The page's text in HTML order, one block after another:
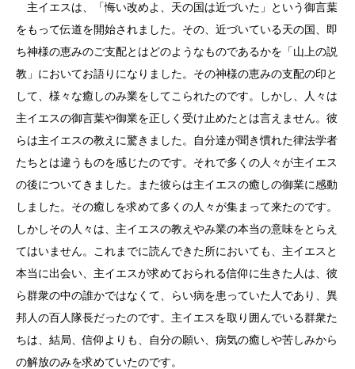
主イエスは、「悔い改めよ、天の国は近づいた」という御言葉
をもって伝道を開始されました。その、近づいている天の国、即
ち神様の恵みのご支配とはどのようなものであるかを「山上の説
教」においてお語りになりました。その神様の恵みの支配の印と
して、様々な癒しのみ業をしてこられたのです。しかし、人々は
主イエスの御言葉や御業を正しく受け止めたとは言えません。彼
らは主イエスの教えに驚きました。自分達が聞き慣れた律法学者
たちとは違うものを感じたのです。それで多くの人々が主イエス
の後についてきました。また彼らは主イエスの癒しの御業に感動
しました。その癒しを求めて多くの人々が集まって来たのです。
しかしその人々は、主イエスの教えやみ業の本当の意味をとらえ
てはいません。これまでに読んできた所においても、主イエスと
本当に出会い、主イエスが求めておられる信仰に生きた人は、彼
ら群衆の中の誰かではなくて、らい病を患っていた人であり、異
邦人の百人隊長だったのです。主イエスを取り囲んでいる群衆た
ちは、結局、信仰よりも、自分の願い、病気の癒しや苦しみから
の解放のみを求めていたのです。